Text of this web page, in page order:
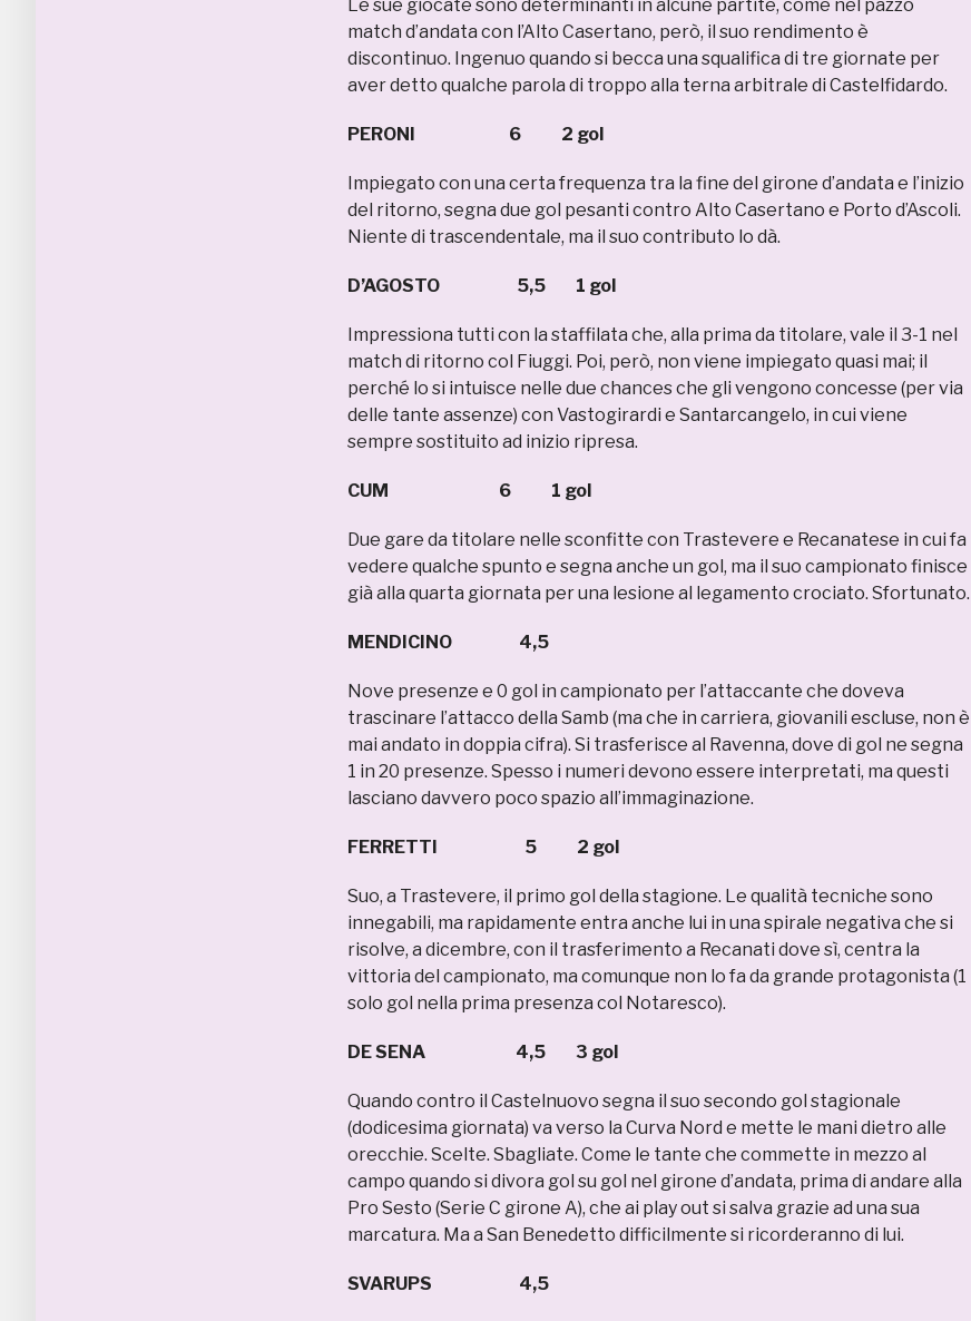
Le sue giocate sono determinanti in alcune partite, come nel pazzo
match d’andata con l’Alto Casertano, però, il suo rendimento è
discontinuo. Ingenuo quando si becca una squalifica di tre giornate per
aver detto qualche parola di troppo alla terna arbitrale di Castelfidardo.
PERONI 6 2 gol
Impiegato con una certa frequenza tra la fine del girone d’andata e l’inizio
del ritorno, segna due gol pesanti contro Alto Casertano e Porto d’Ascoli.
Niente di trascendentale, ma il suo contributo lo dà.
D’AGOSTO 5,5 1 gol
Impressiona tutti con la staffilata che, alla prima da titolare, vale il 3-1 nel
match di ritorno col Fiuggi. Poi, però, non viene impiegato quasi mai; il
perché lo si intuisce nelle due chances che gli vengono concesse (per via
delle tante assenze) con Vastogirardi e Santarcangelo, in cui viene
sempre sostituito ad inizio ripresa.
CUM 6 1 gol
Due gare da titolare nelle sconfitte con Trastevere e Recanatese in cui fa
vedere qualche spunto e segna anche un gol, ma il suo campionato finisce
già alla quarta giornata per una lesione al legamento crociato. Sfortunato.
MENDICINO 4,5
Nove presenze e 0 gol in campionato per l’attaccante che doveva
trascinare l’attacco della Samb (ma che in carriera, giovanili escluse, non è
mai andato in doppia cifra). Si trasferisce al Ravenna, dove di gol ne segna
1 in 20 presenze. Spesso i numeri devono essere interpretati, ma questi
lasciano davvero poco spazio all’immaginazione.
FERRETTI 5 2 gol
Suo, a Trastevere, il primo gol della stagione. Le qualità tecniche sono
innegabili, ma rapidamente entra anche lui in una spirale negativa che si
risolve, a dicembre, con il trasferimento a Recanati dove sì, centra la
vittoria del campionato, ma comunque non lo fa da grande protagonista (1
solo gol nella prima presenza col Notaresco).
DE SENA 4,5 3 gol
Quando contro il Castelnuovo segna il suo secondo gol stagionale
(dodicesima giornata) va verso la Curva Nord e mette le mani dietro alle
orecchie. Scelte. Sbagliate. Come le tante che commette in mezzo al
campo quando si divora gol su gol nel girone d’andata, prima di andare alla
Pro Sesto (Serie C girone A), che ai play out si salva grazie ad una sua
marcatura. Ma a San Benedetto difficilmente si ricorderanno di lui.
SVARUPS 4,5